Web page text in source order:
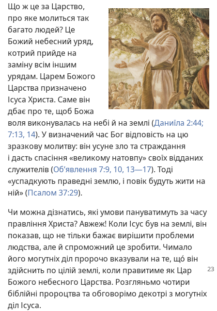
Що ж це за Царство,
про яке молиться так
багато людей? Це
Божий небесний уряд,
котрий прийде на
заміну всім іншим
урядам. Царем Божого
Царства призначено
Ісуса Христа. Саме він
дбає про те, щоб Божа
воля виконувалась на небі й на землі (Даниїла 2:44;
7:13, 14). У визначений час Бог відповість на цю
зразкову молитву: він усуне зло та страждання
і дасть спасіння «великому натовпу» своїх відданих
служителів (Об’явлення 7:9, 10, 13—17). Тоді
«успадкують праведні землю, і повік будуть жити на
ній» (Псалом 37:29).
Чи можна дізнатись, які умови пануватимуть за часу
правління Христа? Авжеж! Коли Ісус був на землі, він
показав, що не тільки бажає вирішити проблеми
людства, але й спроможний це зробити. Чимало
його могутніх діл пророчо вказували на те, що́ він
здійснить по цілій землі, коли правитиме як Цар
Божого небесного Царства. Розгляньмо чотири
біблійні пророцтва та обговорімо декотрі з могутніх
діл Ісуса.